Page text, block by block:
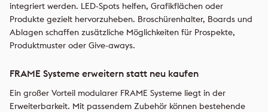
integriert werden. LED-Spots helfen, Grafikflächen oder
Produkte gezielt hervorzuheben. Broschürenhalter, Boards und
Ablagen schaffen zusätzliche Möglichkeiten für Prospekte,
Produktmuster oder Give-aways.
FRAME Systeme erweitern statt neu kaufen
Ein großer Vorteil modularer FRAME Systeme liegt in der
Erweiterbarkeit. Mit passendem Zubehör können bestehende